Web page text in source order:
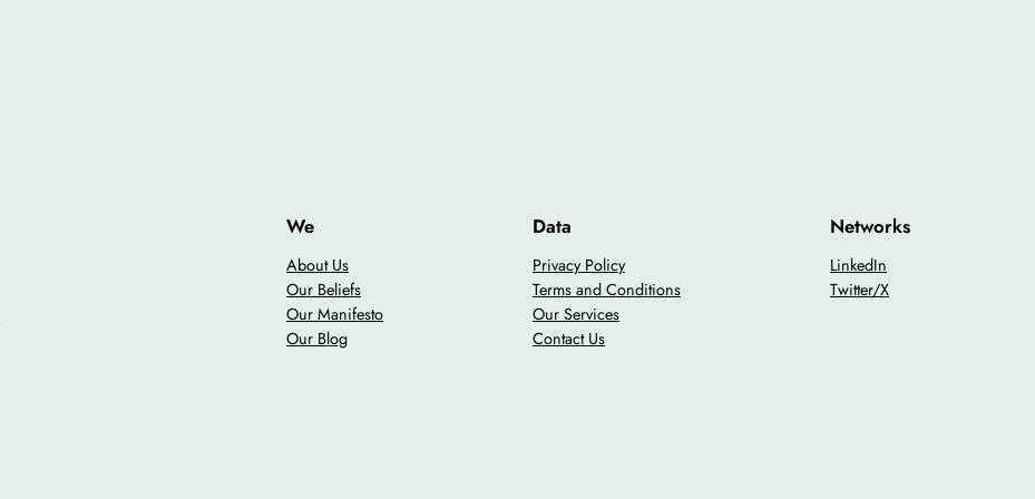
We
About Us
Our Beliefs
Our Manifesto
Our Blog
Data
Privacy Policy
Terms and Conditions
Our Services
Contact Us
Networks
LinkedIn
Twitter/X